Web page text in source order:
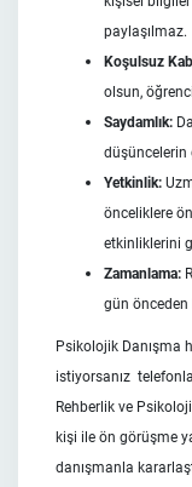
paylaşılmaz.
Koşulsuz
olsun,
Saydamlık:
düşüncelerin
Yetkinlik:
önceliklere
etkinliklerini
Zamanlama:
gün önceden
Psikolojik Danışma
istiyorsanız
Rehberlik ve
kişi ile ön görüşme
danışmanla